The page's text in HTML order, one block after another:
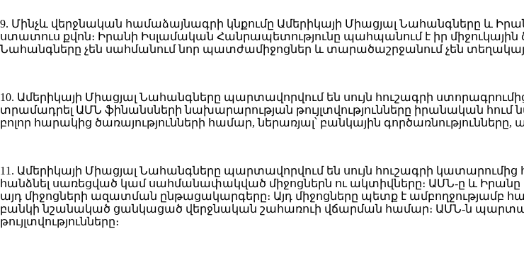
9. Մինչև վերջնական համաձայնագրի կնքումը Ամերիկայի Միացյալ Նահանգները և
ստատուս քվոն։ Իրանի Իսլամական Հանրապետությունը պահպանում է իր
Նահանգները չեն սահմանում նոր պատժամիջոցներ և տարածաշրջանում չեն
10. Ամերիկայի Միացյալ Նահանգները պարտավորվում են սույն հուշագրի
տրամադրել ԱՄՆ ֆինանսների նախարարության թույլտվությունները իրանական
բոլոր հարակից ծառայությունների համար, ներառյալ՝ բանկային
11. Ամերիկայի Միացյալ Նահանգները պարտավորվում են սույն հուշագրի
հանձնել սառեցված կամ սահմանափակված միջոցներն ու ակտիվները։ ԱՄՆ-ը և
այդ միջոցների ազատման ընթացակարգերը։ Այդ միջոցները պետք է
բանկի նշանակած ցանկացած վերջնական շահառուի վճարման համար։ ԱՄՆ-ն
թույլտվությունները։